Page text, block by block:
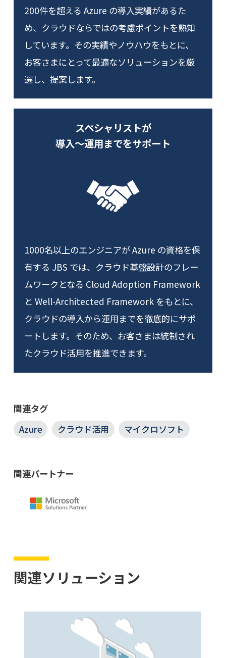
200件を超える Azure の導入実績があるた
め、クラウドならではの考慮ポイントを熟知
しています。その実績やノウハウをもとに、
お客さまにとって最適なソリューションを厳
選し、提案します。
スペシャリストが
導入～運用までをサポート
1000名以上のエンジニアが Azure の資格を保
有する JBS では、クラウド基盤設計のフレー
ムワークとなる Cloud Adoption Framework
と Well-Architected Framework をもとに、
クラウドの導入から運用までを徹底的にサポ
ートします。そのため、お客さまは統制され
たクラウド活用を推進できます。
関連タグ
Azure
クラウド活用 マイクロソフト
関連パートナー
関連ソリューション